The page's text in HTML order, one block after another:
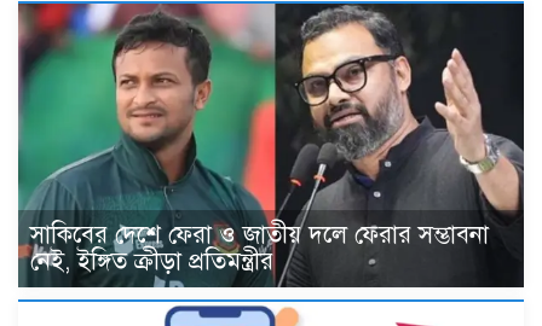
সাকিবের দেশে ফেরা ও জাতীয় দলে ফেরার সম্ভাবনা
নেই, ইঙ্গিত ক্রীড়া প্রতিমন্ত্রীর